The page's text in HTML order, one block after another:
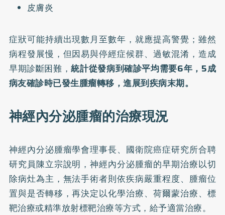
皮膚炎
症狀可能持續出現數月至數年，就應提高警覺；雖然
病程發展慢，但因易與停經症候群、過敏混淆，造成
早期診斷困難，統計從發病到確診平均需要6年，5成
病友確診時已發生腫瘤轉移，進展到疾病末期。
神經內分泌腫瘤的治療現況
神經內分泌腫瘤學會理事長、國衛院癌症研究所合聘
研究員陳立宗說明，神經內分泌腫瘤的早期治療以切
除病灶為主，無法手術者則依疾病嚴重程度、腫瘤位
置與是否轉移，再決定以化學治療、荷爾蒙治療、標
靶治療或精準放射標靶治療等方式，給予適當治療。